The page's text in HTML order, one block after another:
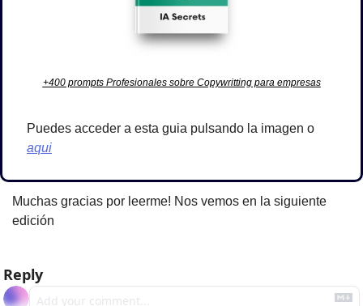
+400 prompts Profesionales sobre Copywritting para empresas
aqui
Muchas gracias por leerme! Nos vemos en la siguiente
edición
Reply